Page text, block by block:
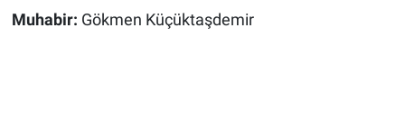
Muhabir: Gökmen Küçüktaşdemir